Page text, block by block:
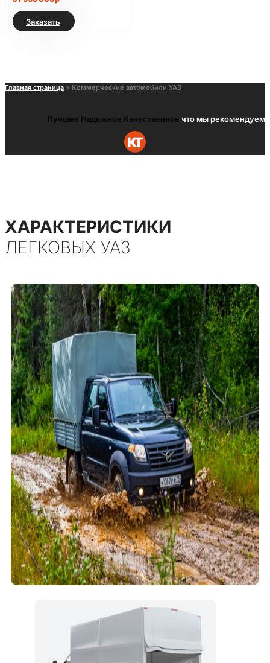
Заказать
Главная страница » Коммерческие автомобили УАЗ
Лучшее Надежное Качественное что мы рекомендуем
ХАРАКТЕРИСТИКИ
ЛЕГКОВЫХ УАЗ